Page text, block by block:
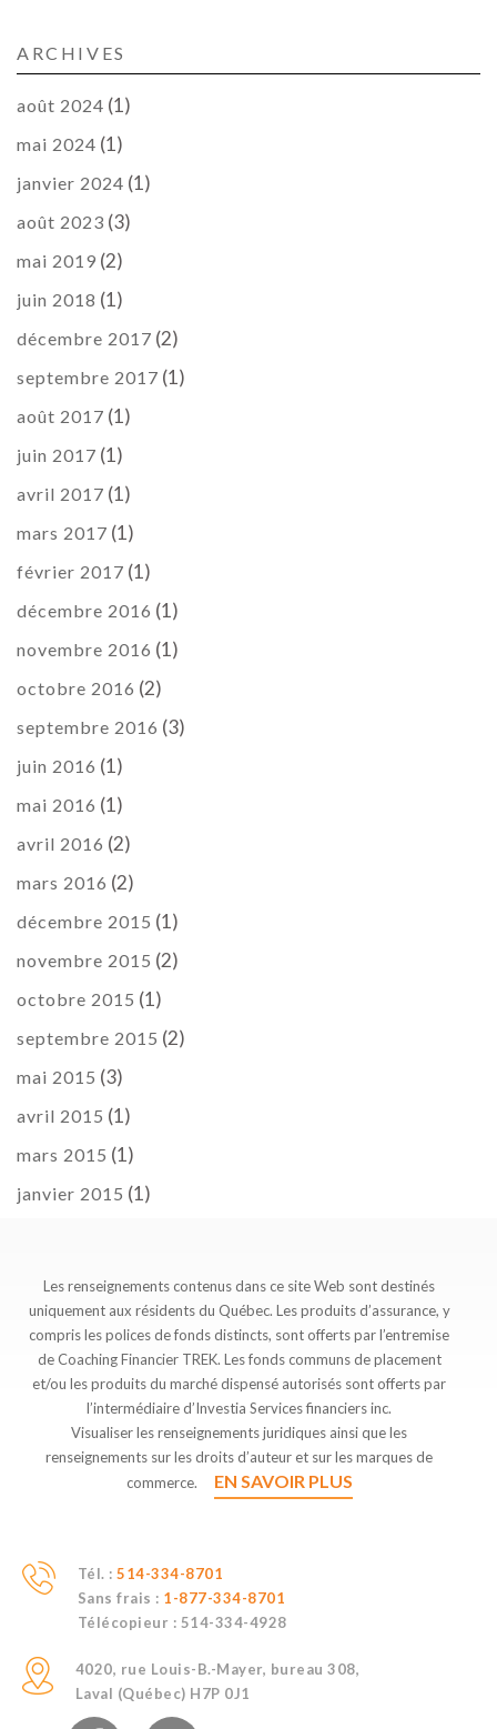
ARCHIVES
août 2024 (1)
mai 2024 (1)
janvier 2024 (1)
août 2023 (3)
mai 2019 (2)
juin 2018 (1)
décembre 2017 (2)
septembre 2017 (1)
août 2017 (1)
juin 2017 (1)
avril 2017 (1)
mars 2017 (1)
février 2017 (1)
décembre 2016 (1)
novembre 2016 (1)
octobre 2016 (2)
septembre 2016 (3)
juin 2016 (1)
mai 2016 (1)
avril 2016 (2)
mars 2016 (2)
décembre 2015 (1)
novembre 2015 (2)
octobre 2015 (1)
septembre 2015 (2)
mai 2015 (3)
avril 2015 (1)
mars 2015 (1)
janvier 2015 (1)
Les renseignements contenus dans ce site Web sont destinés
uniquement aux résidents du Québec. Les produits d’assurance, y
compris les polices de fonds distincts, sont offerts par l’entremise
de Coaching Financier TREK. Les fonds communs de placement
et/ou les produits du marché dispensé autorisés sont offerts par
l’intermédiaire d’Investia Services financiers inc.
Visualiser les renseignements juridiques ainsi que les
renseignements sur les droits d’auteur et sur les marques de
commerce. EN SAVOIR PLUS
Tél. : 514-334-8701
Sans frais : 1-877-334-8701
Télécopieur : 514-334-4928
4020, rue Louis-B.-Mayer, bureau 308,
Laval (Québec) H7P 0J1